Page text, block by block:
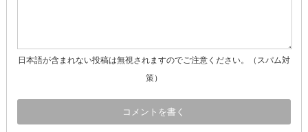
日本語が含まれない投稿は無視されますのでご注意ください。（スパム対
策）